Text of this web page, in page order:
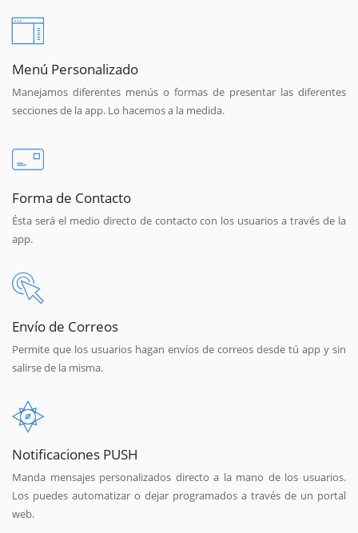
Menú Personalizado
Manejamos diferentes menús o formas de presentar las diferentes
secciones de la app. Lo hacemos a la medida.
Forma de Contacto
Ésta será el medio directo de contacto con los usuarios a través de la
app.
Envío de Correos
Permite que los usuarios hagan envíos de correos desde tú app y sin
salirse de la misma.
Notificaciones PUSH
Manda mensajes personalizados directo a la mano de los usuarios.
Los puedes automatizar o dejar programados a través de un portal
web.